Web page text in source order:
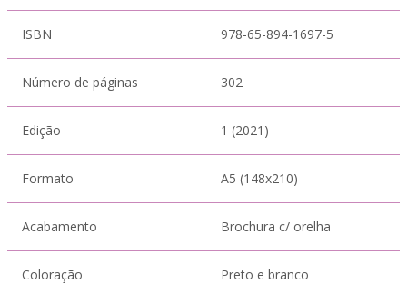
ISBN 978-65-894-1697-5
Número de páginas 302
Edição 1 (2021)
Formato A5 (148x210)
Acabamento Brochura c/ orelha
Coloração Preto e branco